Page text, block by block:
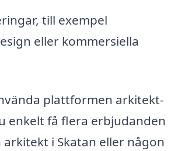
till exempel
eller kommersiella
plattformen arkitekt-
enkelt få flera erbjudanden
arkitekt i Skatan eller någon